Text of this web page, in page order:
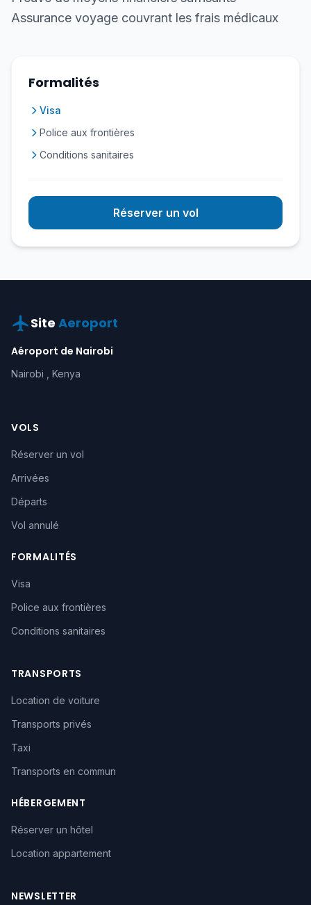
Assurance voyage couvrant les frais médicaux
Formalités
Visa
Police aux frontières
Conditions sanitaires
Réserver un vol
Site Aeroport
Aéroport de Nairobi
Nairobi , Kenya
VOLS
Réserver un vol
Arrivées
Départs
Vol annulé
FORMALITÉS
Visa
Police aux frontières
Conditions sanitaires
TRANSPORTS
Location de voiture
Transports privés
Taxi
Transports en commun
HÉBERGEMENT
Réserver un hôtel
Location appartement
NEWSLETTER